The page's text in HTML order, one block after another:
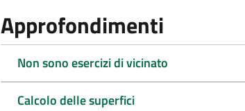
Approfondimenti
Non sono esercizi di vicinato
Calcolo delle superfici